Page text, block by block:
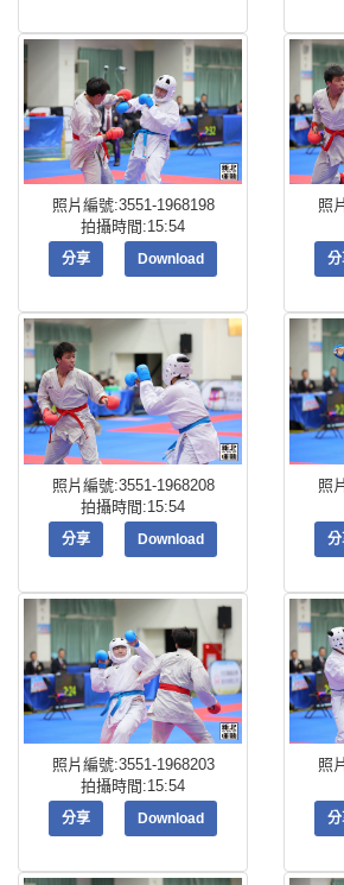
照片編號:3551-1968198
拍攝時間:15:54
分享 Download
照
照片編號:3551-1968208
拍攝時間:15:54
分享 Download
照
照片編號:3551-1968203
拍攝時間:15:54
分享 Download
照